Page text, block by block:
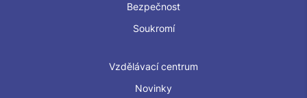
Bezpečnost
Soukromí
Vzdělávací centrum
Novinky